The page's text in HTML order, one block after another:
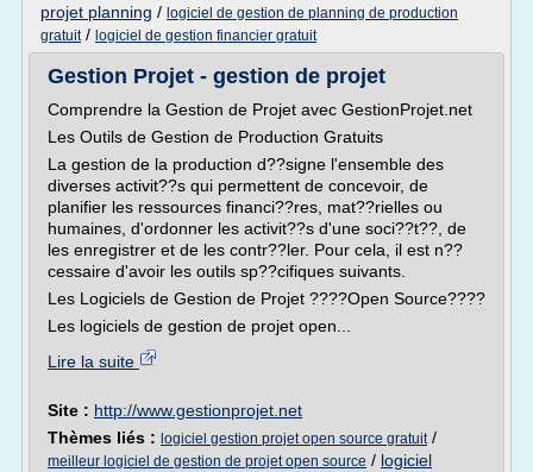
projet planning / logiciel de gestion de planning de production
gratuit/ logiciel de gestion financier gratuit
Gestion Projet - gestion de projet
Comprendre la Gestion de Projet avec GestionProjet.net
Les Outils de Gestion de Production Gratuits
La gestion de la production d??signe l'ensemble des
diverses activit??s qui permettent de concevoir, de
planifier les ressources financi??res, mat??rielles ou
humaines, d'ordonner les activit??s d'une soci??t??, de
les enregistrer et de les contr??ler. Pour cela, il est n??
cessaire d'avoir les outils sp??cifiques suivants.
Les Logiciels de Gestion de Projet ????Open Source????
Les logiciels de gestion de projet open...
Lire la suite
Site : http://www.gestionprojet.net
Thèmes liés : logiciel gestion projet open source gratuit/
meilleur logiciel de gestion de projet open source / logiciel